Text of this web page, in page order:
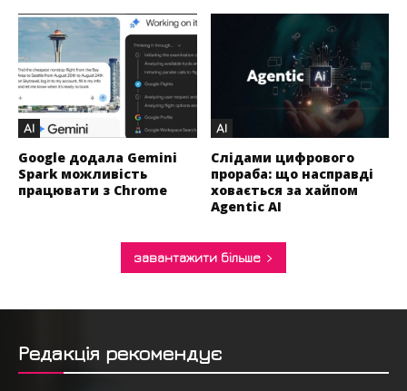
AI
Google додала Gemini
Spark можливість
працювати з Chrome
AI
Слідами цифрового
прораба: що насправді
ховається за хайпом
Agentic AI
завантажити більше
Редакція рекомендує